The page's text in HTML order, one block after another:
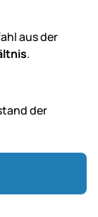
aus der
.
der